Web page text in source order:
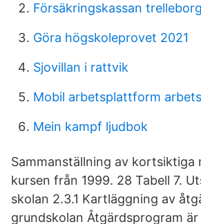
Försäkringskassan trelleborg
Göra högskoleprovet 2021
Sjovillan i rattvik
Mobil arbetsplattform
Mein kampf ljudbok
Sammanställning av kortsiktiga
kursen från 1999. 28 Tabell 7.
skolan 2.3.1 Kartläggning av
grundskolan Åtgärdsprogram